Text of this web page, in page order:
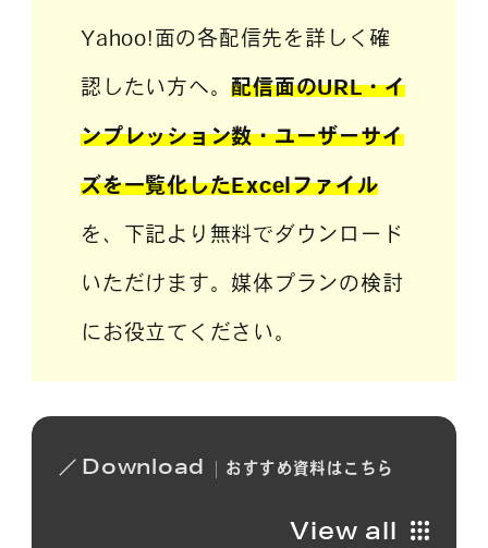
Yahoo!面の各配信先を詳しく確
認したい方へ。配信面のURL・イ
ンプレッション数・ユーザーサイ
ズを一覧化したExcelファイル
を、下記より無料でダウンロード
いただけます。媒体プランの検討
にお役立てください。
Download おすすめ資料は こちら
View all